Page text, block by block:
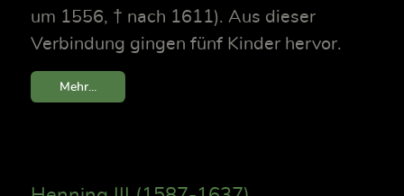
um 1556, † nach 1611). Aus dieser
Verbindung gingen fünf Kinder hervor.
Mehr...